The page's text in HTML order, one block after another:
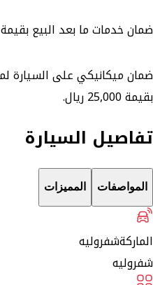
ضمان خدمات ما بعد البيع بقيمة 5,000 ريال مجانا لمدة سنة.
بقيمة 25,000 ريال.
تفاصيل السيارة
المواصفات المميزات
الماركةشفروليه
شفروليه